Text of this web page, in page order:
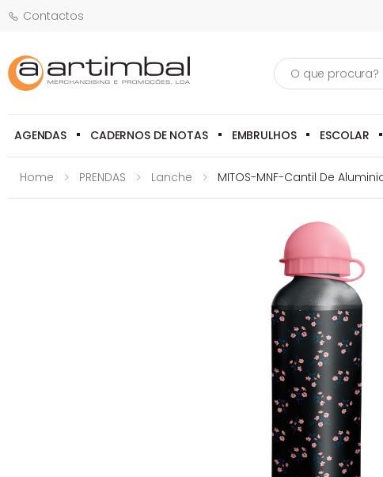
Contactos
Pesquisa
AGENDAS CADERNOS DE NOTAS EMBRULHOS ESCOLAR
Home PRENDAS Lanche MITOS-MNF-Cantil De